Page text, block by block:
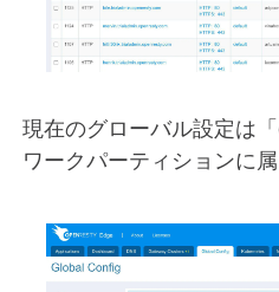
現在のグローバル設定は
ワークパーティションに属